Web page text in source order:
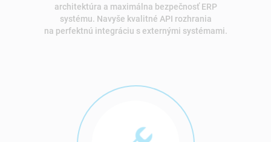
architektúra a maximálna bezpečnosť ERP
systému. Navyše kvalitné API rozhrania
na perfektnú integráciu s externými systémami.